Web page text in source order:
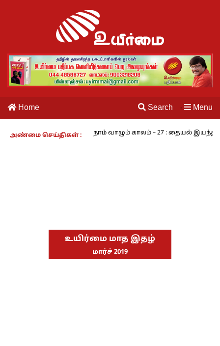
Home Search · Menu
அண்மை செய்திகள் :
- அ.ராமசாமி நாம் வாழும் காலம் – 27 : தையல்
உயிர்மை மாத இதழ்
மார்ச் 2019